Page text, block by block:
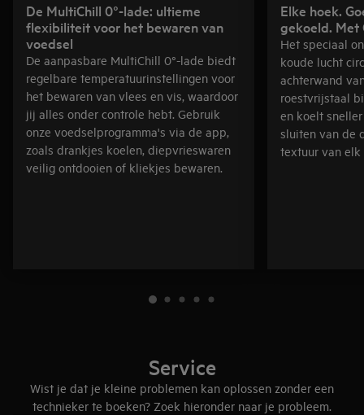
De MultiChill 0°-lade: ultieme
flexibiliteit voor het bewaren van
voedsel
De aanpasbare MultiChill 0°-lade biedt
regelbare temperatuurinstellingen voor
het bewaren van vlees en vis, waardoor
jij alles onder controle hebt. Gebruik
onze voedselprogramma's via de app,
zoals drankjes koelen, diepvrieswaren
veilig ontdooien of kliekjes bewaren.
Elke hoek.
gekoeld. Met
Het speciaal
koude lucht
achterwand
roestvrijstaal
en koelt
sluiten van de
textuur van elk
Service
Wist je dat je kleine problemen kan oplossen zonder een
technieker te boeken? Zoek hieronder naar je probleem.